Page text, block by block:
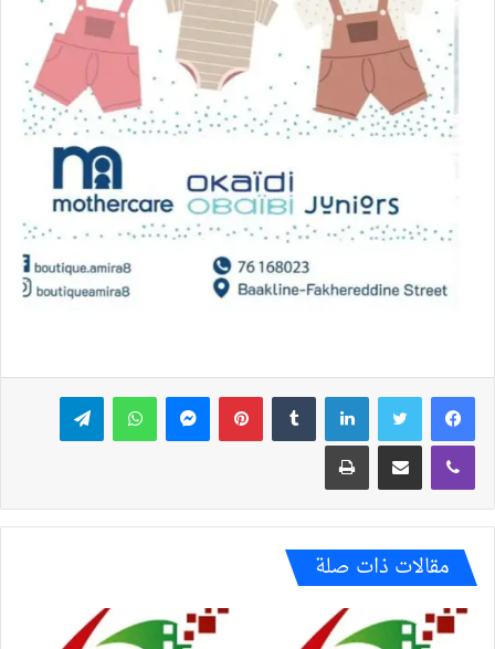
فيسبوك تويتر لينكدإن بينتيريستماسنجر واتساب تيلقرام
ڤايبر مشاركة عبر البريد طباعة
مقالات ذات صلة